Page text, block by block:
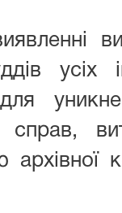
усіх
архівної